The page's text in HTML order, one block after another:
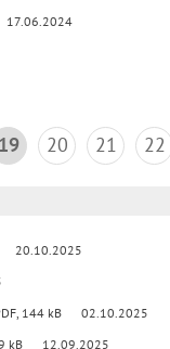
17.06.2024
19 20 21 22
20.10.2025
144 kB 02.10.2025
kB 12.09.2025